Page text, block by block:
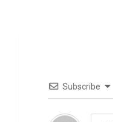
Subscribe